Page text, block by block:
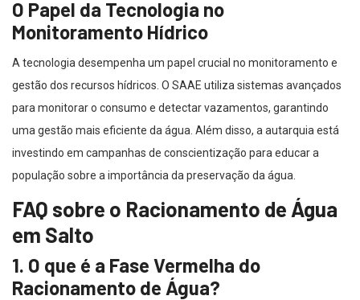
O Papel da Tecnologia no
Monitoramento Hídrico
A tecnologia desempenha um papel crucial no monitoramento e
gestão dos recursos hídricos. O SAAE utiliza sistemas avançados
para monitorar o consumo e detectar vazamentos, garantindo
uma gestão mais eficiente da água. Além disso, a autarquia está
investindo em campanhas de conscientização para educar a
população sobre a importância da preservação da água.
FAQ sobre o Racionamento de Água
em Salto
1. O que é a Fase Vermelha do
Racionamento de Água?